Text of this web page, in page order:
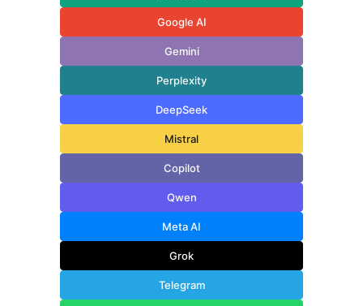
Google AI
Gemini
Perplexity
DeepSeek
Mistral
Copilot
Qwen
Meta AI
Grok
Telegram